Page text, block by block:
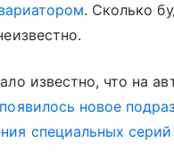
. Сколько
известно, что на
появилось новое
специальных серий